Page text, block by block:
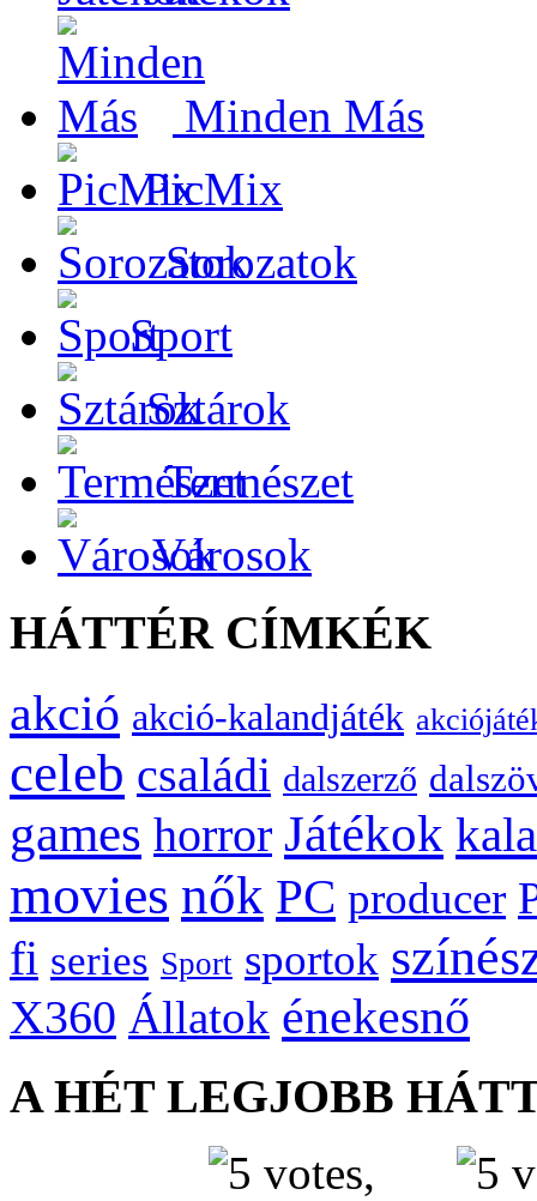
Minden Más
PicMix
Sorozatok
Sport
Sztárok
Természet
Városok
HÁTTÉR CÍMKÉK
akció akció-kalandjáték
celeb családi dalszerző
games horror Játékok
movies nők PC producer
fi series Sport sportok
X360 Állatok énekesnő
A HÉT LEGJOBB